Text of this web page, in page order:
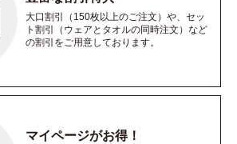
大口割引（150枚以上のご注文）や、セッ
ト割引（ウェアとタオルの同時注文）など
の割引をご用意しております。
マイページがお得！